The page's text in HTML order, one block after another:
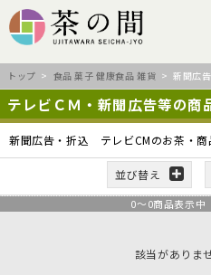
トップ > 食品 菓子 健康食品 雑貨 > 新聞広
テレビＣＭ・新聞広告等の商
新聞広告・折込 テレビCMのお茶・商
並び替え
0～0商品表示中
該当がありま